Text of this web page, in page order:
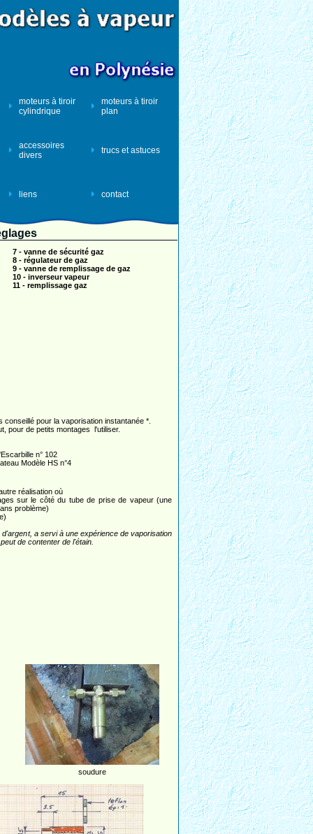
moteurs à tiroir
cylindrique
moteurs à tiroir
plan
accessoires
divers
trucs et astuces
liens contact
7 - vanne de sécurité gaz
8 - régulateur de gaz
9 - vanne de remplissage de gaz
10 - inverseur vapeur
11 - remplissage gaz
pour la vaporisation instantanée *.
pour de petits montages l'utiliser.
n° 102
Modèle HS n°4
réalisation où
sur le côté du tube de prise de vapeur (une
problème)
a servi à une expérience de vaporisation
de contenter de l'étain.
soudure